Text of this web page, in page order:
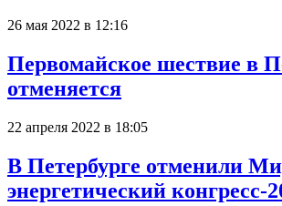
26 мая 2022 в 12:16
Первомайское шествие в
отменяется
22 апреля 2022 в 18:05
В Петербурге отменили
энергетический конгресс-